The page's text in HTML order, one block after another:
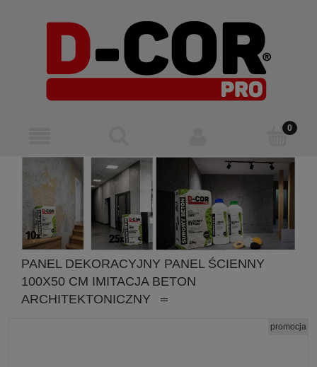
PANEL DEKORACYJNY PANEL ŚCIENNY
100X50 CM IMITACJA BETON
ARCHITEKTONICZNY
promocja